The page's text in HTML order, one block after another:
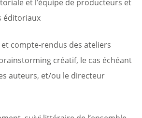
et l’équipe de producteurs et
éditoriaux
compte-rendus des ateliers
créatif, le cas échéant
auteurs, et/ou le directeur